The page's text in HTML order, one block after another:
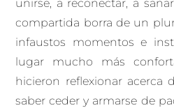
unirse, a reconectar, a
compartida borra de un
infaustos momentos e
lugar mucho más
hicieron reflexionar acerca
saber ceder y armarse de